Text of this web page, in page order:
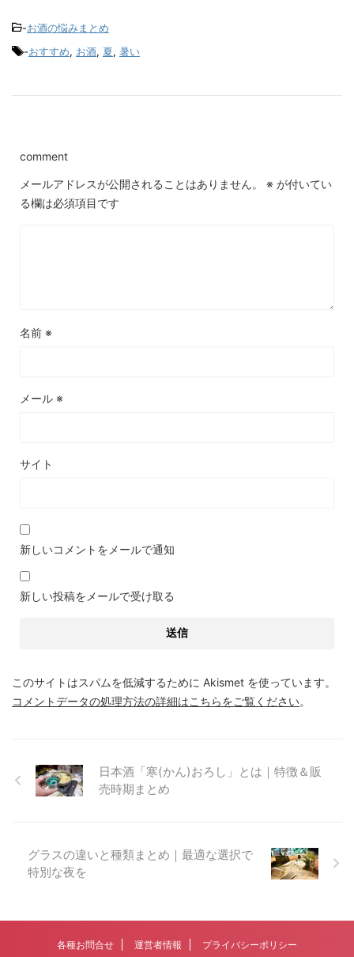
-お酒の悩みまとめ
-おすすめ, お酒, 夏, 暑い
comment
メールアドレスが公開されることはありません。 ※ が付いてい
る欄は必須項目です
名前 ※
メール ※
サイト
新しいコメントをメールで通知
新しい投稿をメールで受け取る
このサイトはスパムを低減するために Akismet を使っています。
コメントデータの処理方法の詳細はこちらをご覧ください。
日本酒「寒(かん)おろし」とは｜特徴＆販
売時期まとめ
グラスの違いと種類まとめ｜最適な選択で
特別な夜を
各種お問合せ 運営者情報 プライバシーポリシー